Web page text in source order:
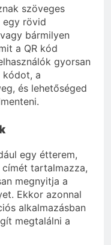
szöveges
egy rövid
bármilyen
a QR kód
gyorsan
kódot, a
és lehetőséged
egy étterem,
tartalmazza,
megnyitja a
Ekkor azonnal
alkalmazásban
megtalálni a